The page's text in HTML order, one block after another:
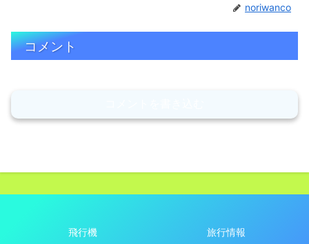
noriwanco
コメント
飛行機
旅行情報